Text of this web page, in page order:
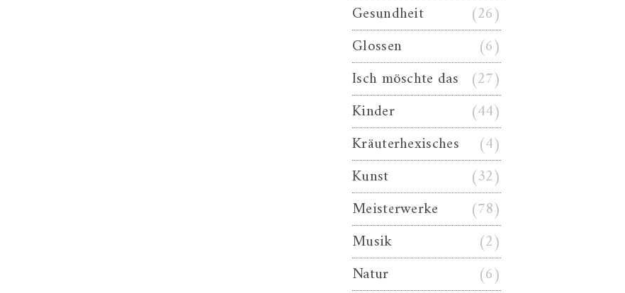
Gesundheit
(26)
Glossen
(6)
Isch möschte das (27)
Kinder
(44)
Kräuterhexisches
(4)
Kunst
(32)
Meisterwerke
(78)
Musik
(2)
Natur
(6)